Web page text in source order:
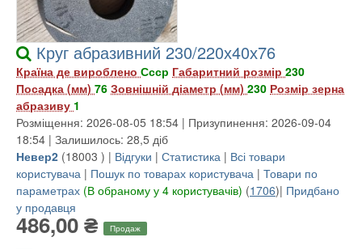
Круг абразивний 230/220х40х76
Країна де вироблено Ссср Габаритний розмір 230
Посадка (мм) 76 Зовнішній діаметр (мм) 230 Розмір зерна
абразиву 1
Розміщення: 2026-08-05 18:54 | Призупинення: 2026-09-04
18:54 | Залишилось: 28,5 діб
Невер2 (18003 ) | Відгуки | Статистика | Всі товари
користувача | Пошук по товарах користувача | Товари по
параметрах (В обраному у 4 користувачів) (1706)| Придбано
у продавця
486,00 ₴ Продаж